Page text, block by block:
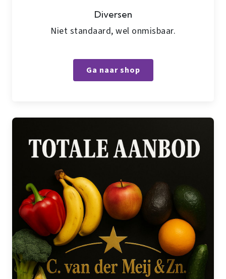
Diversen
Niet standaard, wel onmisbaar.
Ga naar shop